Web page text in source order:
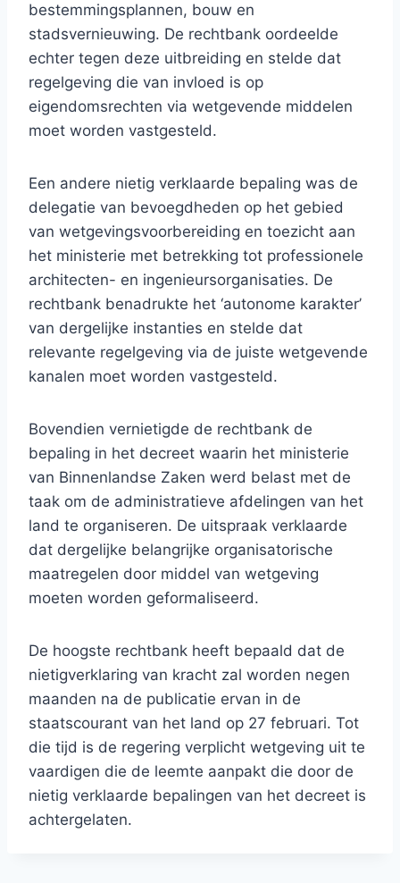
bestemmingsplannen, bouw en
stadsvernieuwing. De rechtbank oordeelde
echter tegen deze uitbreiding en stelde dat
regelgeving die van invloed is op
eigendomsrechten via wetgevende middelen
moet worden vastgesteld.
Een andere nietig verklaarde bepaling was de
delegatie van bevoegdheden op het gebied
van wetgevingsvoorbereiding en toezicht aan
het ministerie met betrekking tot professionele
architecten- en ingenieursorganisaties. De
rechtbank benadrukte het ‘autonome karakter’
van dergelijke instanties en stelde dat
relevante regelgeving via de juiste wetgevende
kanalen moet worden vastgesteld.
Bovendien vernietigde de rechtbank de
bepaling in het decreet waarin het ministerie
van Binnenlandse Zaken werd belast met de
taak om de administratieve afdelingen van het
land te organiseren. De uitspraak verklaarde
dat dergelijke belangrijke organisatorische
maatregelen door middel van wetgeving
moeten worden geformaliseerd.
De hoogste rechtbank heeft bepaald dat de
nietigverklaring van kracht zal worden negen
maanden na de publicatie ervan in de
staatscourant van het land op 27 februari. Tot
die tijd is de regering verplicht wetgeving uit te
vaardigen die de leemte aanpakt die door de
nietig verklaarde bepalingen van het decreet is
achtergelaten.